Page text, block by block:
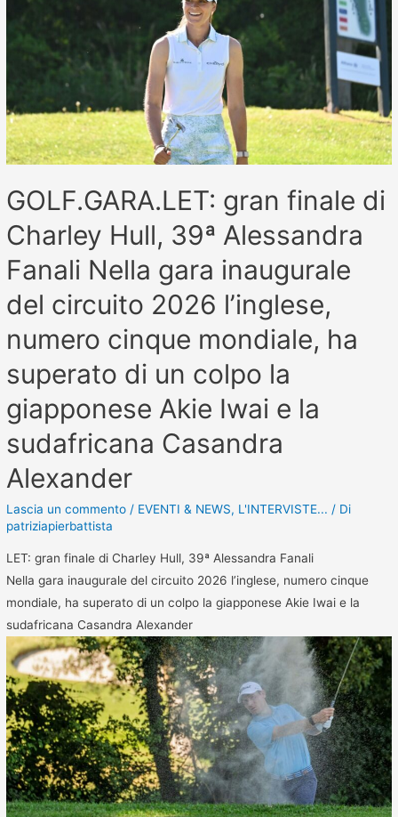
GOLF.GARA.LET: gran finale di
Charley Hull, 39ª Alessandra
Fanali Nella gara inaugurale
del circuito 2026 l’inglese,
numero cinque mondiale, ha
superato di un colpo la
giapponese Akie Iwai e la
sudafricana Casandra
Alexander
Lascia un commento / EVENTI & NEWS, L'INTERVISTE... / Di
patriziapierbattista
LET: gran finale di Charley Hull, 39ª Alessandra Fanali
Nella gara inaugurale del circuito 2026 l’inglese, numero cinque
mondiale, ha superato di un colpo la giapponese Akie Iwai e la
sudafricana Casandra Alexander